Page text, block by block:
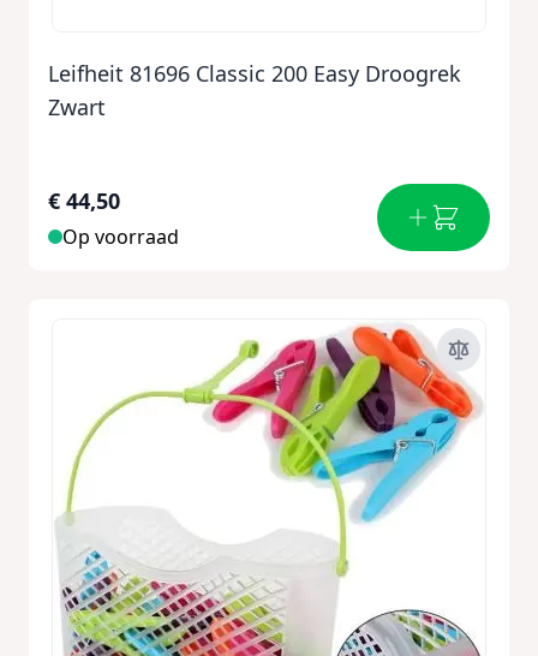
Leifheit 81696 Classic 200 Easy Droogrek
Zwart
€ 44,50
Op voorraad